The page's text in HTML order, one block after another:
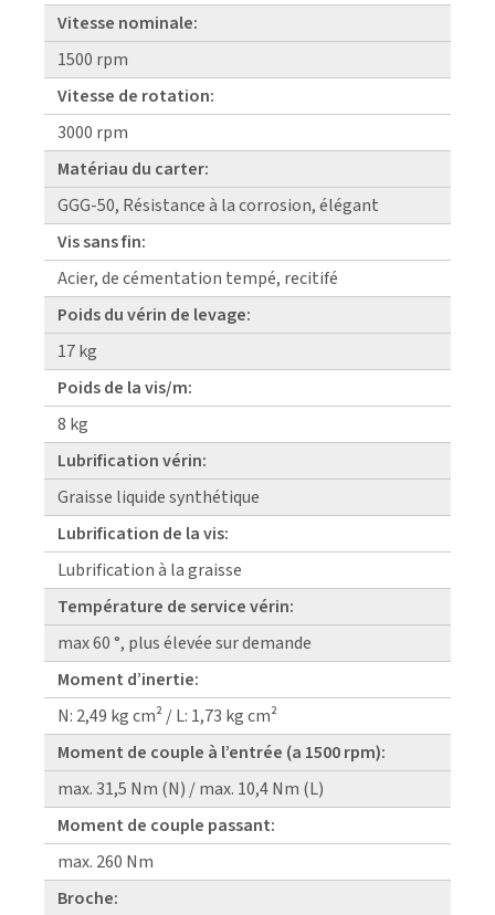
Vitesse nominale:
1500 rpm
Vitesse de rotation:
3000 rpm
Matériau du carter:
GGG-50, Résistance à la corrosion, élégant
Vis sans fin:
Acier, de cémentation tempé, recitifé
Poids du vérin de levage:
17 kg
Poids de la vis/m:
8 kg
Lubrification vérin:
Graisse liquide synthétique
Lubrification de la vis:
Lubrification à la graisse
Température de service vérin:
max 60 °, plus élevée sur demande
Moment d’inertie:
N: 2,49 kg cm² / L: 1,73 kg cm²
Moment de couple à l’entrée (a 1500 rpm):
max. 31,5 Nm (N) / max. 10,4 Nm (L)
Moment de couple passant:
max. 260 Nm
Broche: